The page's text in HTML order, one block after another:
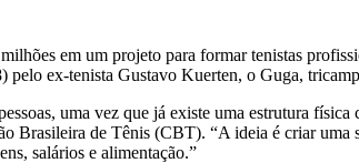
em um projeto para formar tenistas
ex-tenista Gustavo Kuerten, o Guga,
uma vez que já existe uma estrutura
Brasileira de Tênis (CBT). “A ideia é criar
salários e alimentação.”